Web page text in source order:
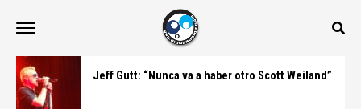
Jeff Gutt: “Nunca va a haber otro Scott Weiland”